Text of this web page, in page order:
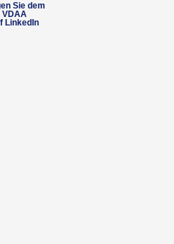
Sie dem
VDAA
LinkedIn